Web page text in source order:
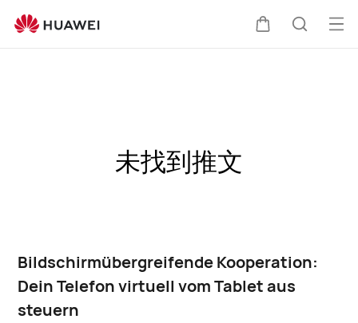
未找到推文
Bildschirmübergreifende Kooperation:
Dein Telefon virtuell vom Tablet aus
steuern